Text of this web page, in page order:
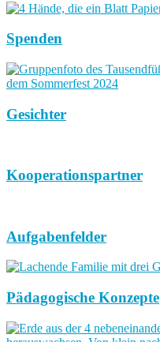
Spenden
Gesichter
Kooperationspartner
Aufgabenfelder
Pädagogische Konzepte